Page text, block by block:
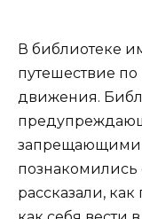
В библиотеке
путешествие
движения.
запрещающими
рассказали,